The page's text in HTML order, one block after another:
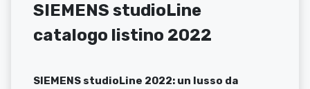
SIEMENS studioLine
catalogo listino 2022
SIEMENS studioLine 2022: un lusso da